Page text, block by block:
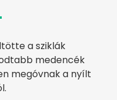
a sziklák
medencék
megóvnak a nyílt